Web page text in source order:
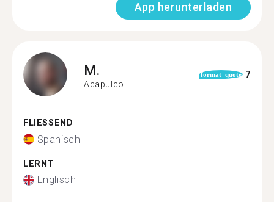
App herunterladen
M.
Acapulco
format_quote 7
FLIESSEND
Spanisch
LERNT
Englisch